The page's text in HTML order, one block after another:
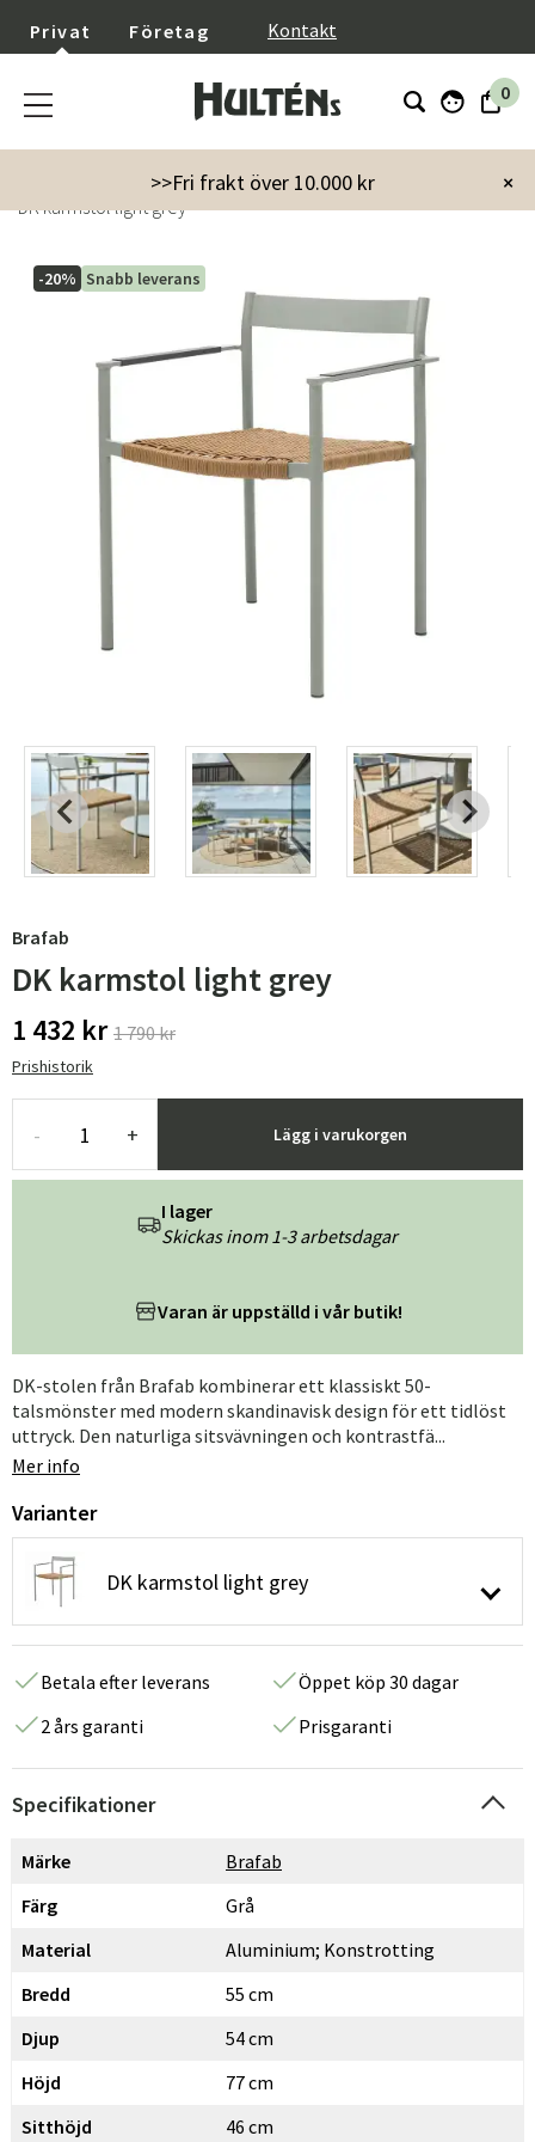
Privat Företag Kontakt
0
×
>>Fri frakt över 10.000 kr
Utemöbler Utestolar
Karmstolar
DK karmstol light grey
-20% Snabb leverans
Brafab
DK karmstol light grey
1 432 kr 1 790 kr
Prishistorik
- + Lägg i varukorgen
Varan är uppställd i vår butik!
I lager
Skickas inom 1-3 arbetsdagar
DK-stolen från Brafab kombinerar ett klassiskt 50-
talsmönster med modern skandinavisk design för ett tidlöst
uttryck. Den naturliga sitsvävningen och kontrastfä...
Mer info
Varianter
DK karmstol light grey
Betala efter leverans
Öppet köp 30 dagar
2 års garanti
Prisgaranti
Specifikationer
Märke
Brafab
Färg
Grå
Material
Aluminium; Konstrotting
Bredd
55 cm
Djup
54 cm
Höjd
77 cm
Sitthöjd
46 cm